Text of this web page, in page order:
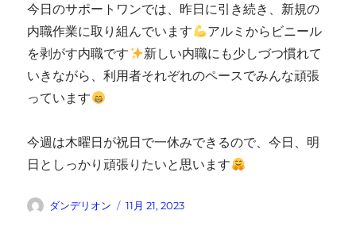
今日のサポートワンでは、昨日に引き続き、新規の
内職作業に取り組んでいます
アルミからビニール
を剥がす内職です
新しい内職にも少しづつ慣れて
いきながら、利用者それぞれのペースでみんな頑張
っています
今週は木曜日が祝日で一休みできるので、今日、明
日としっかり頑張りたいと思います
投
ダンデリオン
投
11月 21, 2023